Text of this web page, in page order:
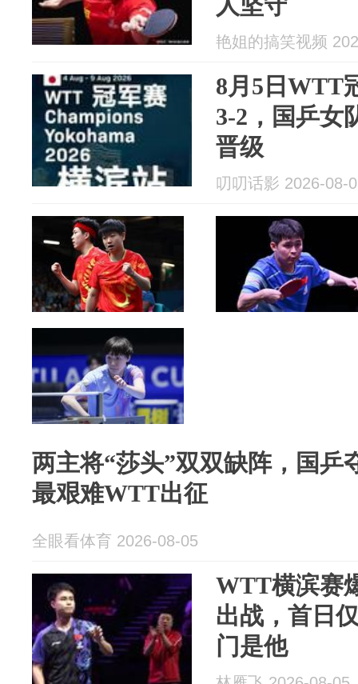
艳姐的搞笑视频
8月5日WTT
3-2，国乒女
晋级
叨叨话影 2026-08-
两主将“莎头”双双缺阵，国乒
最艰难WTT出征
全眼看体育 2026-08-05
WTT横滨赛
出战，首日
门是他